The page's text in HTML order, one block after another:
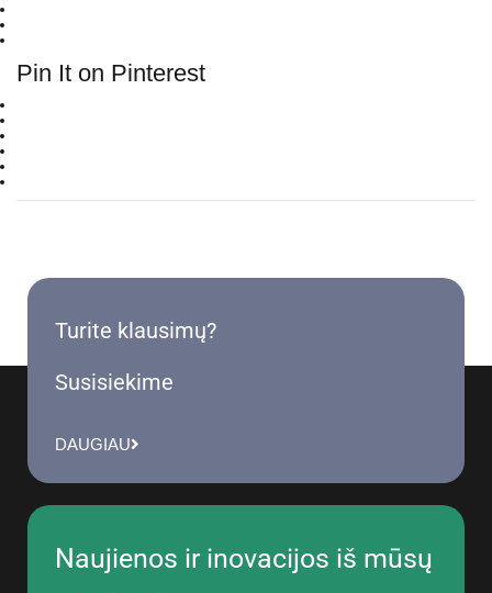
Pin It on Pinterest
Turite klausimų?
Susisiekime
DAUGIAU
Naujienos ir inovacijos iš mūsų